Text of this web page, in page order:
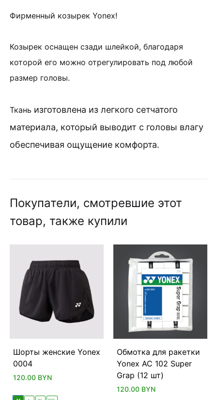
Фирменный козырек Yonex!
Козырек оснащен сзади шлейкой, благодаря
которой его можно отрегулировать под любой
размер головы.
Ткань изготовлена из легкого сетчатого
материала, который выводит с головы влагу
обеспечивая ощущение комфорта.
Покупатели, смотревшие этот
товар, также купили
Шорты женские Yonex
0004
120.00 BYN
Обмотка для ракетки
Yonex AC 102 Super
Grap (12 шт)
120.00 BYN